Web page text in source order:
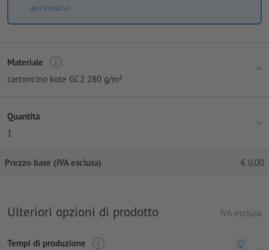
dell'imballo!
Materiale
cartoncino kote GC2 280 g/m²
Quantità
1
Prezzo base (IVA esclusa) € 0,00
Ulteriori opzioni di prodotto IVA esclusa
Tempi di produzione